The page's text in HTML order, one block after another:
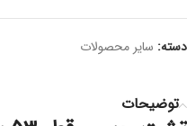
دسته: سایر محصولات
توضیحات